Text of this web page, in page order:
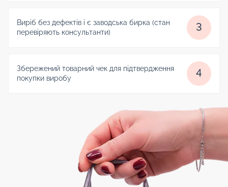
Виріб без дефектів і є заводська бирка (стан
перевіряють консультанти)
3
Збережений товарний чек для підтвердження
покупки виробу
4